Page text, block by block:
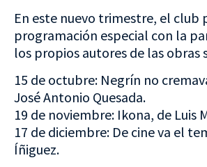
En este nuevo trimestre, el club
programación especial con la
los propios autores de las obras
15 de octubre: Negrín no
José Antonio Quesada.
19 de noviembre: Ikona, de Luis
17 de diciembre: De cine va el
Íñiguez.